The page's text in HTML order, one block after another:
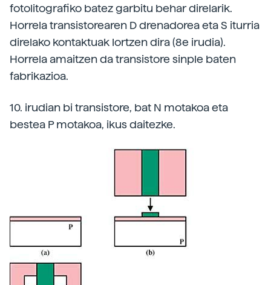
fotolitografiko batez garbitu behar direlarik.
Horrela transistorearen D drenadorea eta S iturria
direlako kontaktuak lortzen dira (8e irudia).
Horrela amaitzen da transistore sinple baten
fabrikazioa.
10. irudian bi transistore, bat N motakoa eta
bestea P motakoa, ikus daitezke.